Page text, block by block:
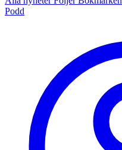
Podd